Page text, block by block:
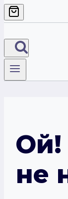
Ой!
не